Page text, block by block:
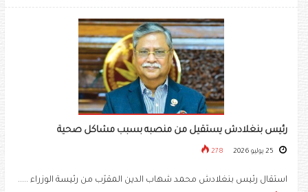
رئيس بنغلادش يستقيل من منصبه بسبب مشاكل صحية
278
استقال رئيس بنغلادش محمد شهاب الدين المقرّب من رئيسة الوزراء .....